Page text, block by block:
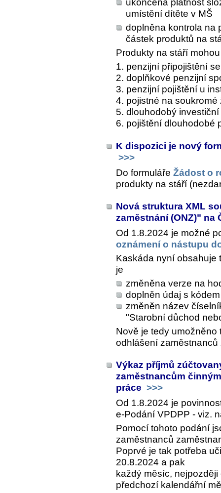
ukončena platnost
umístění dítěte v MŠ
doplněna kontrola na
částek produktů na
Produkty na stáří
1. penzijní připojištění
2. doplňkové penzijní
3. penzijní pojištění u
4. pojistné na
5. dlouhodobý
6. pojištění dlouhodobé
K dispozici je nový
>>>
Do formuláře Žádost o
produkty na stáří
Nová struktura XML
zaměstnání (ONZ)" na
Od 1.8.2024 je možné
oznámení o nástupu
Kaskáda nyní obsahuje
je
změněna verze na
doplněn údaj s
změněn název
"Starobní důchod
Nově je tedy umožněno
odhlášení zaměstnanců
Výkaz příjmů
zaměstnancům
práce >>>
Od 1.8.2024 je
e-Podání VPDPP - viz.
Pomocí tohoto podání
zaměstnanců
Poprvé je tak potřeba
20.8.2024 a pak
každý měsíc,
předchozí kalendářní